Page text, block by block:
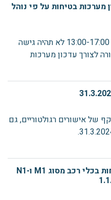
בטיחות על פי נוהל
ביום א' ה-31.12.2023 בין השעות 13:00-17:00 לא תהיה גישה
לצורך עדכון מערכות
של אישורים רגולטוריים, גם
הוראת נוהל 03/13 מערכות בטיחות בכלי רכב מסוג M1 ו-N1